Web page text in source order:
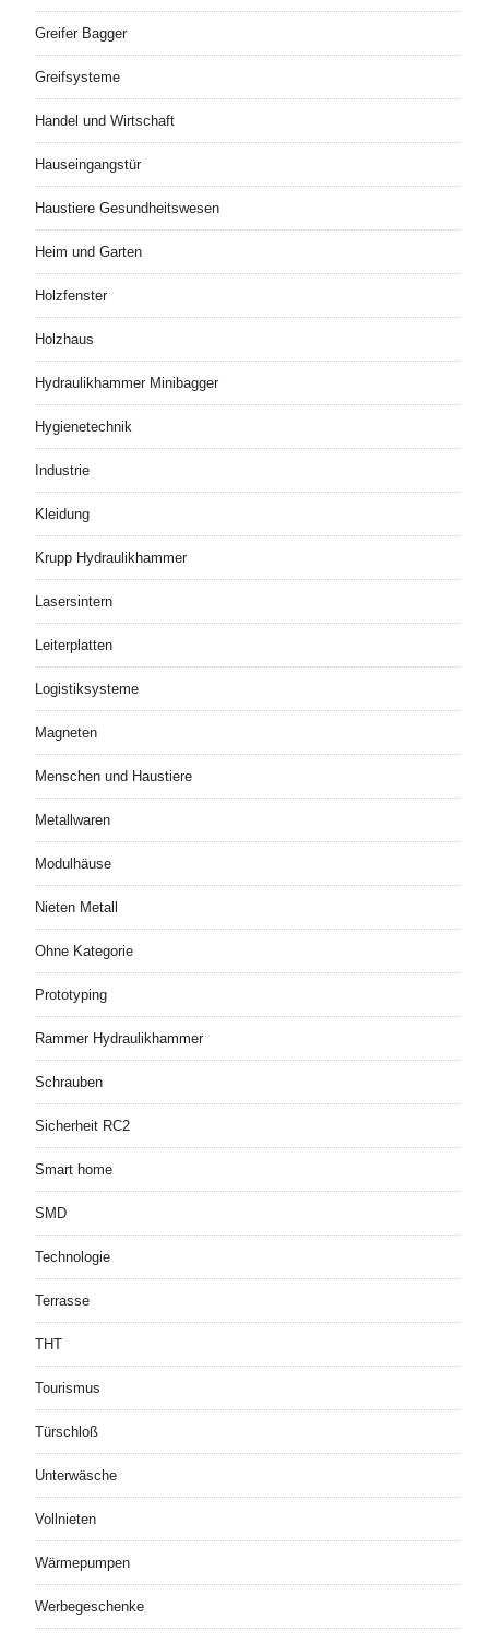
Greifer Bagger
Greifsysteme
Handel und Wirtschaft
Hauseingangstür
Haustiere Gesundheitswesen
Heim und Garten
Holzfenster
Holzhaus
Hydraulikhammer Minibagger
Hygienetechnik
Industrie
Kleidung
Krupp Hydraulikhammer
Lasersintern
Leiterplatten
Logistiksysteme
Magneten
Menschen und Haustiere
Metallwaren
Modulhäuse
Nieten Metall
Ohne Kategorie
Prototyping
Rammer Hydraulikhammer
Schrauben
Sicherheit RC2
Smart home
SMD
Technologie
Terrasse
THT
Tourismus
Türschloß
Unterwäsche
Vollnieten
Wärmepumpen
Werbegeschenke